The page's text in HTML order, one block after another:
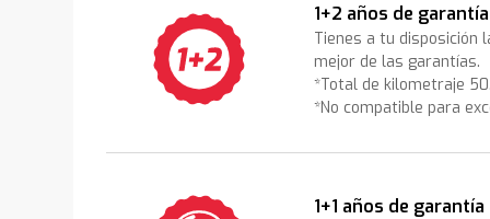
1+2 años de garantía
Tienes a tu disposición
mejor de las garantías.
*Total de kilometraje
*No compatible para
1+1 años de garantía